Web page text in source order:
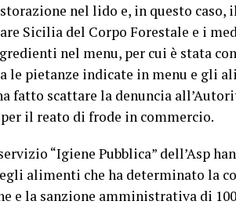
nel lido e, in questo caso,
Sicilia del Corpo Forestale e i
nel menu, per cui è stata
le pietanze indicate in menu e gli
fatto scattare la denuncia
il reato di frode in commercio.
“Igiene Pubblica” dell’Asp
alimenti che ha determinato la
e la sanzione amministrativa di